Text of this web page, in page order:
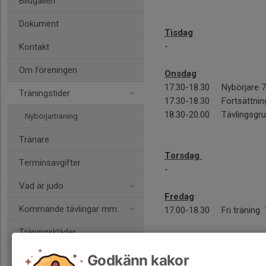
Dokument
Kontakt
Om föreningen
Träningstider
Nybörjarträning
Tränare
Terminsavgifter
Vad är judo
Kommande tävlingar mm.
Träningskläder
Tisdag
-
Onsdag
17.30-18.30 Nybörjare
17.30-18.30
18.30-20.00
Torsdag
-
Fredag
17.00-18.30 Fri träning
Godkänn kakor